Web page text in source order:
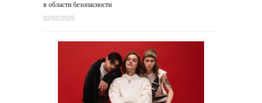
в области безопасности
02/01/2025